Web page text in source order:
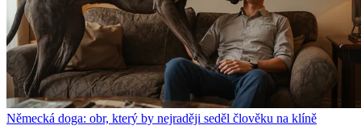
Německá doga: obr, který by nejraději seděl člověku na klíně